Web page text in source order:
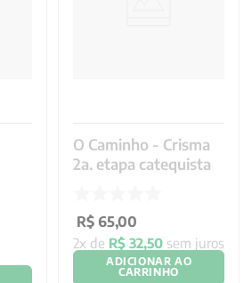
O Caminho - Crisma
2a. etapa catequista
R$ 65,00
2x de R$ 32,50 sem juros
ADICIONAR AO
CARRINHO